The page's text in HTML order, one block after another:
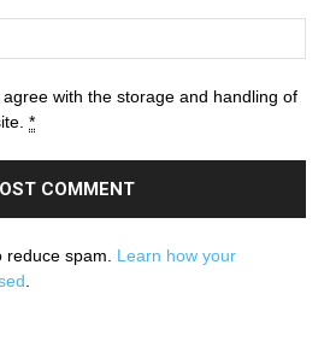
with the storage and handling of
*
reduce spam. Learn how your